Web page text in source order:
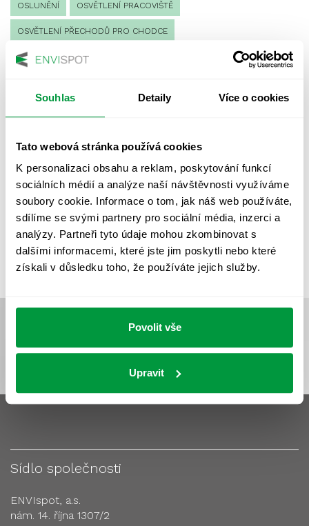
Souhlas Detaily Více o cookies
Tato webová stránka používá cookies
K personalizaci obsahu a reklam, poskytování funkcí
sociálních médií a analýze naší návštěvnosti využíváme
soubory cookie. Informace o tom, jak náš web používáte,
sdílíme se svými partnery pro sociální média, inzerci a
analýzy. Partneři tyto údaje mohou zkombinovat s
dalšími informacemi, které jste jim poskytli nebo které
získali v důsledku toho, že používáte jejich služby.
Povolit vše
Upravit
OSLUNĚNÍ OSVĚTLENÍ PRACOVIŠTĚ
OSVĚTLENÍ PŘECHODŮ PRO CHODCE
OSVĚTLENÍ SPORTOVIŠŤ
VÝPOČET OSVĚTLENÍ VÝPOČET ZASTÍNĚNÍ
VÝPOČTY A NÁVRHY
ZKOUŠKY NOUZOVÉHO OSVĚTLENÍ
Sídlo společnosti
ENVIspot, a.s.
nám. 14. října 1307/2